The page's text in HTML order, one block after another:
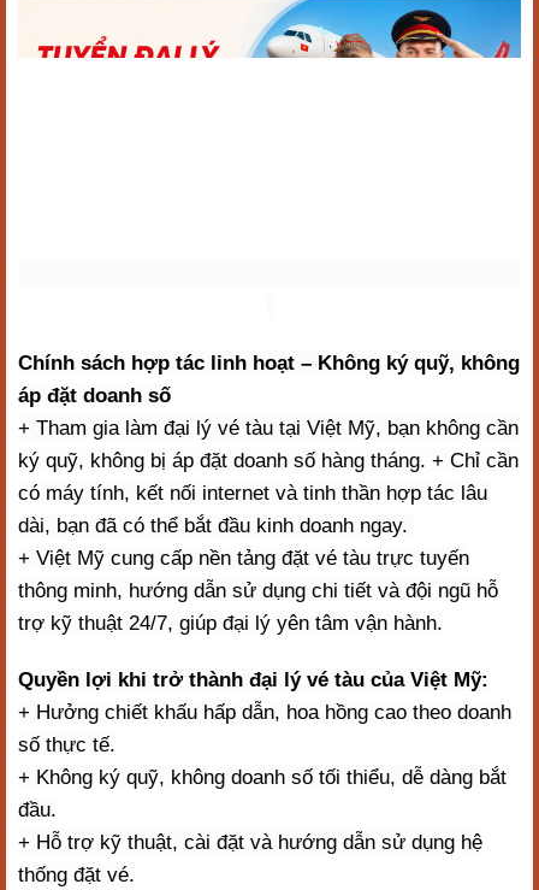
Chính sách hợp tác linh hoạt – Không ký quỹ, không
áp đặt doanh số
+ Tham gia làm đại lý vé tàu tại Việt Mỹ, bạn không cần
ký quỹ, không bị áp đặt doanh số hàng tháng. + Chỉ cần
có máy tính, kết nối internet và tinh thần hợp tác lâu
dài, bạn đã có thể bắt đầu kinh doanh ngay.
+ Việt Mỹ cung cấp nền tảng đặt vé tàu trực tuyến
thông minh, hướng dẫn sử dụng chi tiết và đội ngũ hỗ
trợ kỹ thuật 24/7, giúp đại lý yên tâm vận hành.
Quyền lợi khi trở thành đại lý vé tàu của Việt Mỹ:
+ Hưởng chiết khấu hấp dẫn, hoa hồng cao theo doanh
số thực tế.
+ Không ký quỹ, không doanh số tối thiểu, dễ dàng bắt
đầu.
+ Hỗ trợ kỹ thuật, cài đặt và hướng dẫn sử dụng hệ
thống đặt vé.